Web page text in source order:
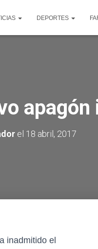
DEPORTES
el 18 abril, 2017
inadmitido el